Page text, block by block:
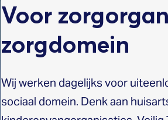
Voor
zorgdomein
Wij werken dagelijks voor
sociaal domein. Denk aan